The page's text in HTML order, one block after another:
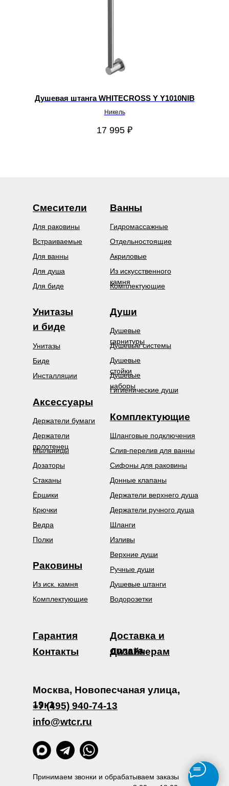
Душевая штанга WHITECROSS Y Y1010NIB
Никель
17 995 ₽
Смесители
Души
Душевые
гарнитуры
Душевые системы
Гигиенические души
Аксессуары
Держатели бумаги
Держатели
полотенец
Мыльницы
Раковины
Из иск. камня
Комплектующие
Встраиваемые
Для биде
Для ванны
Для душа
Для раковины
Ванны
Из искусственного
камня
Комплектующие
Шланговые подключения
Слив-перелив для ванны
Сифоны для раковины
Донные клапаны
Дизайнерам
Доставка и
оплата
Гарантия
Контакты
Душевые
стойки
Душевые
наборы
Дозаторы
Держатели верхнего душа
Гидромассажные
Акриловые
Отдельностоящие
Комплектующие
Инсталляции
Биде
Унитазы
Унитазы
и биде
Стаканы
Ёршики
Крючки
Ведра
Полки
Держатели ручного душа
Шланги
Изливы
Верхние души
Ручные души
Москва, Новопесчаная улица,
19к1
info@wtcr.ru
+7 (495) 940-74-13
Душевые штанги
Водорозетки
Принимаем звонки и обрабатываем заказы